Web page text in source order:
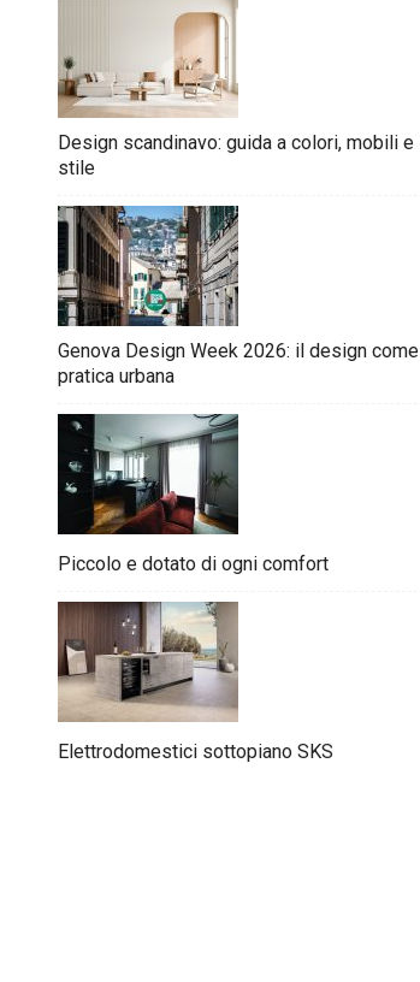
Design scandinavo: guida a colori, mobili e
stile
Genova Design Week 2026: il design come
pratica urbana
Piccolo e dotato di ogni comfort
Elettrodomestici sottopiano SKS